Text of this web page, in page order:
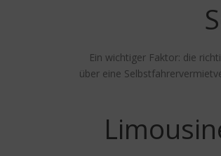
Ein wichtiger Faktor: die
über eine